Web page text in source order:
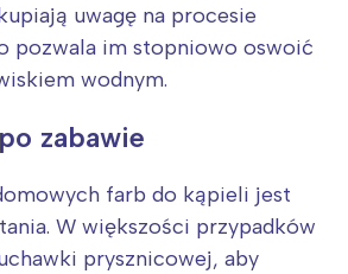
uwagę na procesie
pozwala im stopniowo oswoić
wodnym.
zabawie
farb do kąpieli jest
W większości przypadków
prysznicowej, aby